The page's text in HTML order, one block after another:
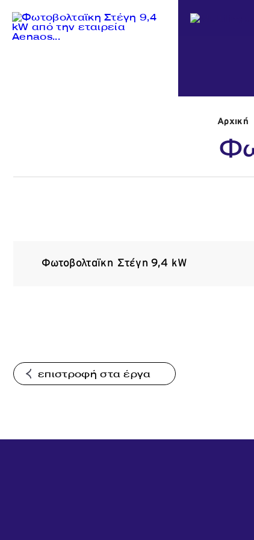
Αρχική
Φωτοβολταϊκη Στέγη 9,4 kW
επιστροφή στα έργα